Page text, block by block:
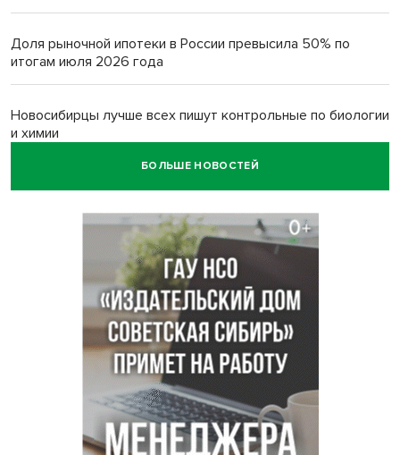
Доля рыночной ипотеки в России превысила 50% по
итогам июля 2026 года
Новосибирцы лучше всех пишут контрольные по биологии
и химии
БОЛЬШЕ НОВОСТЕЙ